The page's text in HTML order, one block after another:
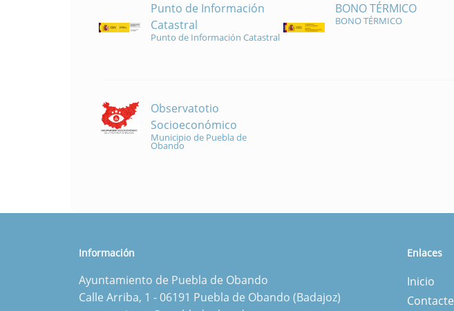
Punto de Información
Catastral
Punto de Información Catastral
BONO TÉRMICO
BONO TÉRMICO
Observatotio
Socioeconómico
Municipio de Puebla de
Obando
Información
Ayuntamiento de Puebla de Obando
Calle Arriba, 1 - 06191 Puebla de Obando (Badajoz)
Enlaces
Inicio
Contacte